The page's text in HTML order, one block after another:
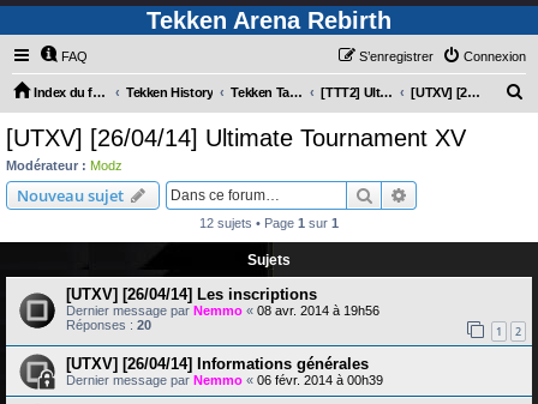
Tekken Arena Rebirth
FAQ Connexion
S’enregistrer
Index du forum Tekken History Tekken Tag Tournament 2 [TTT2] Ultimate Tournament [UTXV] [26/04/14] Ultimate Tournament XV
e
r
[UTXV] [26/04/14] Ultimate Tournament XV
Modérateur : Modz
Nouveau sujet Rechercher
12 sujets • Page 1 sur 1
Sujets
[UTXV] [26/04/14] Les inscriptions
Dernier message par Nemmo « 08 avr. 2014 à 19h56
Réponses : 20 1 2
[UTXV] [26/04/14] Informations générales
Dernier message par Nemmo « 06 févr. 2014 à 00h39